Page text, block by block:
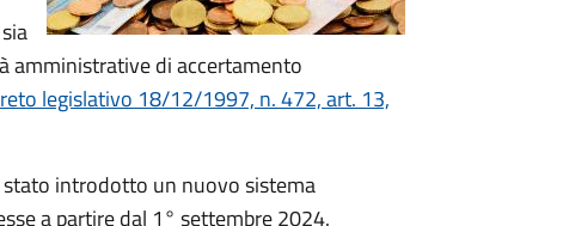
amministrative di accertamento
legislativo 18/12/1997, n. 472, art. 13,
stato introdotto un nuovo sistema
a partire dal 1° settembre 2024.